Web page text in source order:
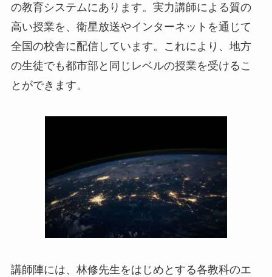
の教育システムにあります。実力講師による質の
高い授業を、衛星放送やインターネットを通じて
全国の校舎に配信しています。これにより、地方
の生徒でも都市部と同じレベルの授業を受けるこ
とができます。
講師陣には、林修先生をはじめとする各教科のエ